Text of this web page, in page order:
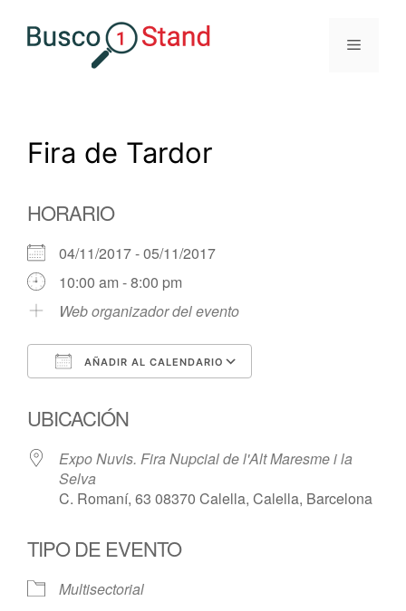
Menú
Fira de Tardor
HORARIO
04/11/2017 - 05/11/2017
10:00 am - 8:00 pm
Web organizador del evento
AÑADIR AL CALENDARIO
UBICACIÓN
Expo Nuvis. Fira Nupcial de l'Alt Maresme i la
Selva
C. Romaní, 63 08370 Calella, Calella, Barcelona
TIPO DE EVENTO
Multisectorial